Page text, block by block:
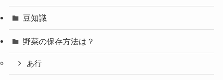
豆知識
野菜の保存方法は？
あ行